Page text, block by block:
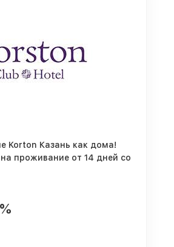
Korton Казань как дома!
проживание от 14 дней со